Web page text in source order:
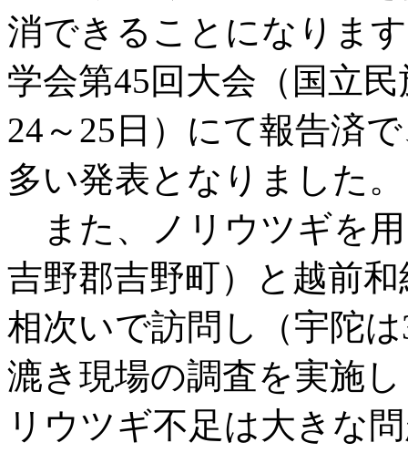
消できることになりま
学会第45回大会（国立
24～25日）にて報告済
多い発表となりました。
また、ノリウツギを
吉野郡吉野町）と越前
相次いで訪問し（宇陀
漉き現場の調査を実施
リウツギ不足は大きな